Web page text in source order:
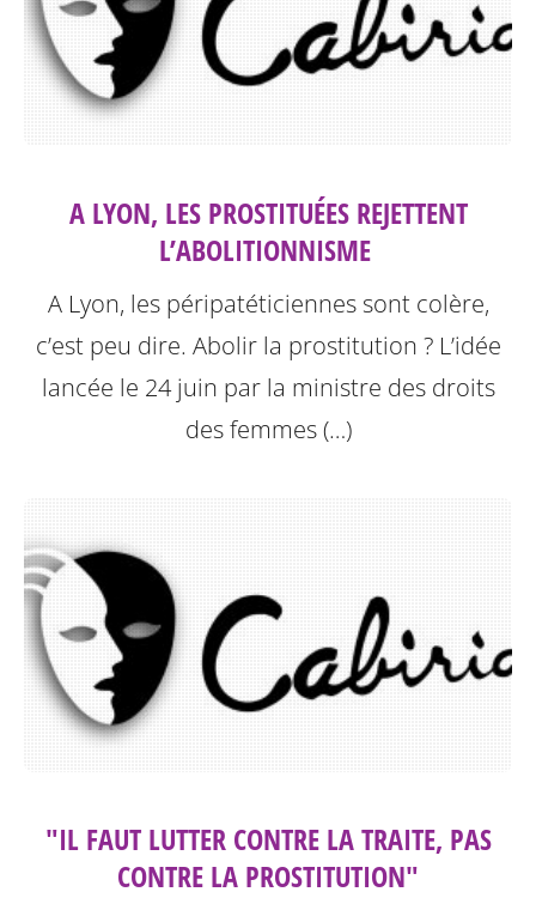
A LYON, LES PROSTITUÉES REJETTENT
L’ABOLITIONNISME ‎
A Lyon, les péripatéticiennes sont colère,
c’est peu dire. Abolir la prostitution ? L’idée
lancée le 24 juin par la ministre des droits
des femmes (…)
"IL FAUT LUTTER CONTRE LA TRAITE, PAS
CONTRE LA PROSTITUTION"